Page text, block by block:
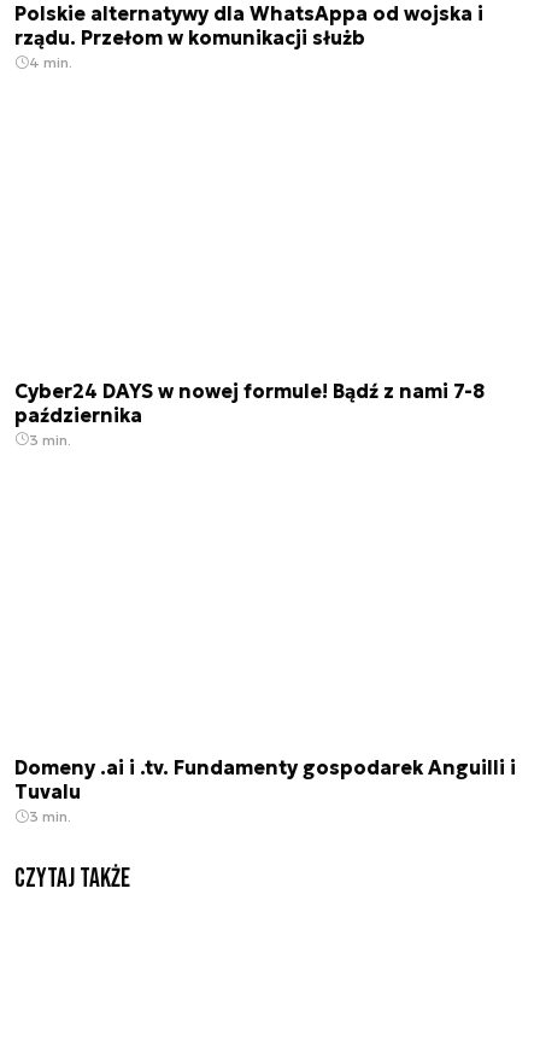
Polskie alternatywy dla WhatsAppa od wojska i
rządu. Przełom w komunikacji służb
4 min.
Cyber24 DAYS w nowej formule! Bądź z nami 7-8
października
3 min.
Domeny .ai i .tv. Fundamenty gospodarek Anguilli i
Tuvalu
3 min.
Czytaj także